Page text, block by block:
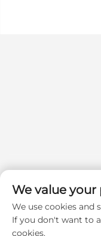
We value your
We use cookies and
If you don't want to
cookies.